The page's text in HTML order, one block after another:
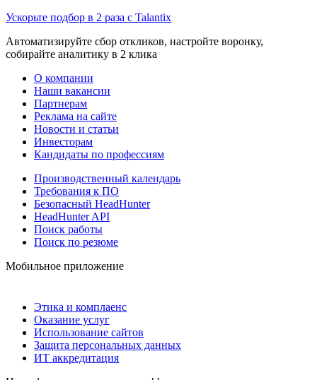
Ускорьте подбор в 2 раза с Talantix
Автоматизируйте сбор откликов, настройте воронку,
собирайте аналитику в 2 клика
О компании
Наши вакансии
Партнерам
Реклама на сайте
Новости и статьи
Инвесторам
Кандидаты по профессиям
Производственный календарь
Требования к ПО
Безопасный HeadHunter
HeadHunter API
Поиск работы
Поиск по резюме
Мобильное приложение
Этика и комплаенс
Оказание услуг
Использование сайтов
Защита персональных данных
ИТ аккредитация